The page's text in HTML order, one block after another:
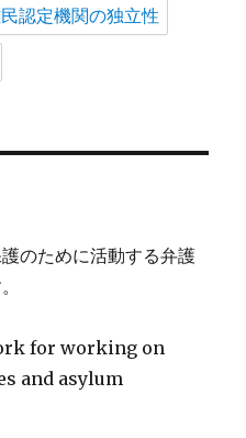
認定機関の独立性
のために活動する弁護
for working on
and asylum